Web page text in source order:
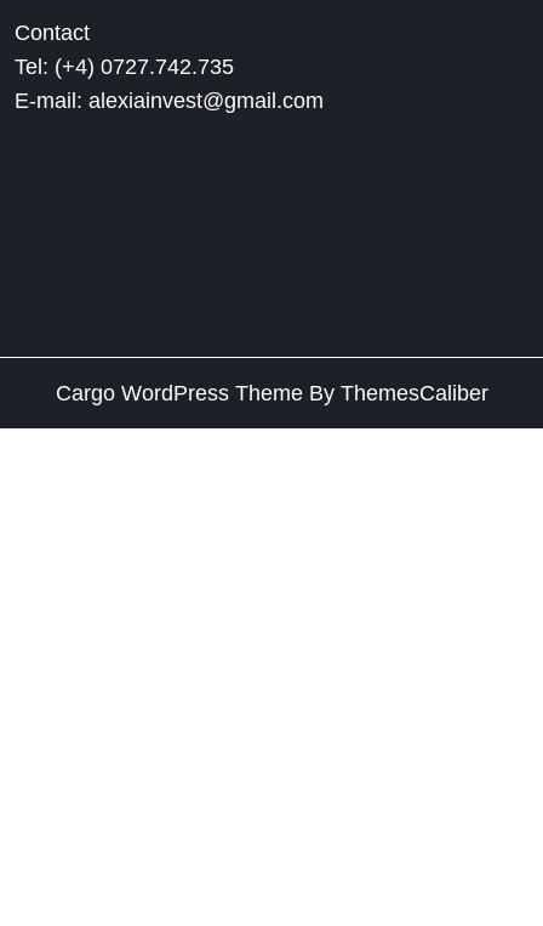
Contact
Tel: (+4) 0727.742.735
E-mail: alexiainvest@gmail.com
Cargo WordPress ThemeBy ThemesCaliber